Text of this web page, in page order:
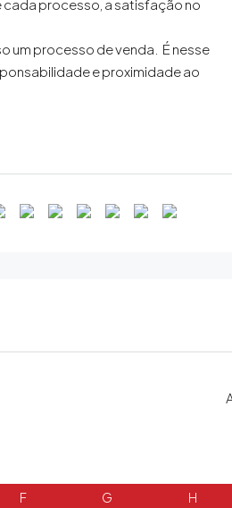
cada processo, a satisfação no
um processo de venda. É nesse
e proximidade ao
F G H